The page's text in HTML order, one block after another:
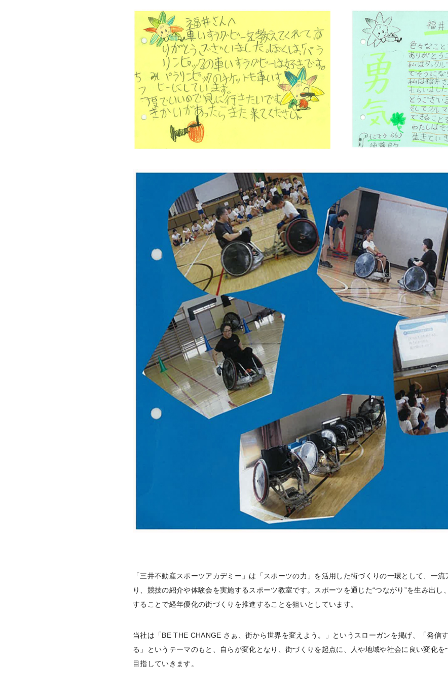
「三井不動産スポーツアカデミー」は「スポーツの力」を活用した街づくりの一環として、一
り、競技の紹介や体験会を実施するスポーツ教室です。スポーツを通じた“つながり”を生み出し
することで経年優化の街づくりを推進することを狙いとしています。
当社は「BE THE CHANGE さぁ、街から世界を変えよう。」というスローガンを掲げ、「発信
る」というテーマのもと、自らが変化となり、街づくりを起点に、人や地域や社会に良い変化
目指していきます。